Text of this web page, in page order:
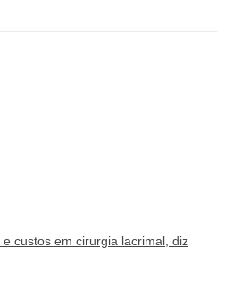
custos em cirurgia lacrimal, diz